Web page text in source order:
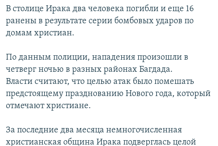
Вернутся
поиску
КАВКАЗ.РЕАЛИИ
СЕВЕР.РЕАЛИИ
РАСПИСАНИЕ ВЕЩАНИЯ
ПОДПИШИТЕСЬ НА РАССЫЛКУ
СОЦИАЛЬНЫЕ СЕТИ
В столице Ирака два человека погибли и еще 16
ранены в результате серии бомбовых ударов по
домам христиан.
По данным полиции, нападения произошли в
четверг ночью в разных районах Багдада.
Власти считают, что целью атак было помешать
предстоящему празднованию Нового года, который
отмечают христиане.
За последние два месяца немногочисленная
христианская община Ирака подверглась целой